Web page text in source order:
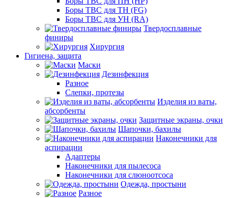
Боры ТВС для ТН (FG)
Боры ТВС для УН (RA)
Твердосплавные
финиры
Хирургия
Гигиена, защита
Маски
Дезинфекция
Разное
Слепки, протезы
Изделия из ваты,
абсорбенты
Защитные экраны, очки
Шапочки, бахилы
Наконечники для
аспирации
Адаптеры
Наконечники для пылесоса
Наконечники для слюноотсоса
Одежда, простыни
Разное